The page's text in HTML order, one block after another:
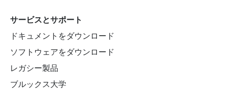
サービスとサポート
ドキュメントをダウンロード
ソフトウェアをダウンロード
レガシー製品
ブルックス大学